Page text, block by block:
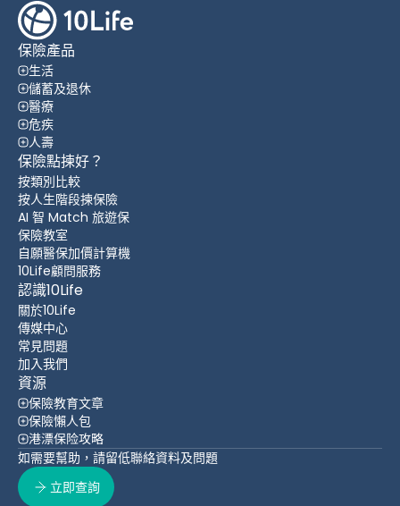
保險產品
生活
儲蓄及退休
醫療
危疾
人壽
保險點揀好？
按類別比較
按人生階段揀保險
AI 智 Match 旅遊保
保險教室
自願醫保加價計算機
10Life顧問服務
認識10Life
關於10Life
傳媒中心
常見問題
加入我們
資源
保險教育文章
保險懶人包
港漂保险攻略
如需要幫助，請留低聯絡資料及問題
立即查詢